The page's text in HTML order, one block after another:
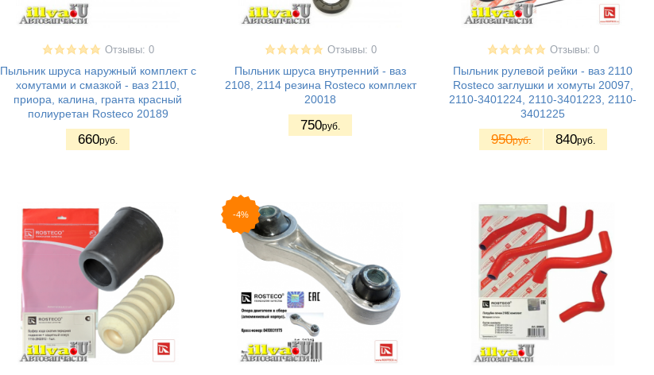
Отзывы: 0
Пыльник шруса наружный комплект с
хомутами и смазкой - ваз 2110,
приора, калина, гранта красный
полиуретан Rosteco 20189
660руб.
Отзывы: 0
Пыльник шруса внутренний - ваз
2108, 2114 резина Rosteco комплект
20018
750руб.
Отзывы: 0
Пыльник рулевой рейки - ваз 2110
Rosteco заглушки и хомуты 20097,
2110-3401224, 2110-3401223, 2110-
3401225
950руб. 840руб.
-4%